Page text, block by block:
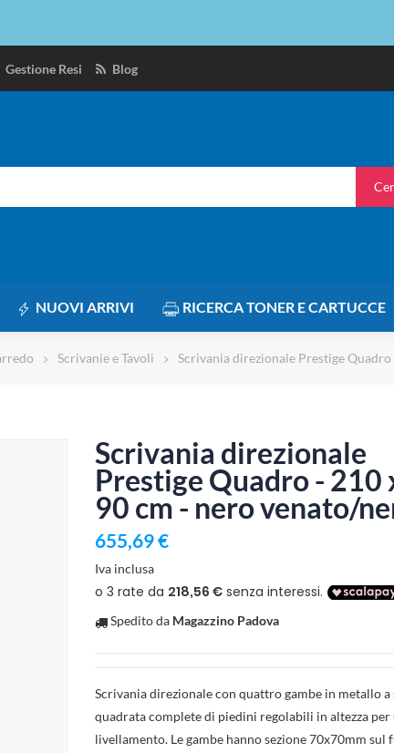
Gestione Resi Blog
NUOVI ARRIVI RICERCA TONER E CARTUCCE
Scrivanie e Tavoli Scrivania direzionale Prestige
Scrivania direzionale
Prestige Quadro - 210
90 cm - nero venato/
655,69 €
Iva inclusa
Spedito da Magazzino Padova
Scrivania direzionale con quattro gambe in metallo a
quadrata complete di piedini regolabili in altezza
livellamento. Le gambe hanno sezione 70x70mm sul